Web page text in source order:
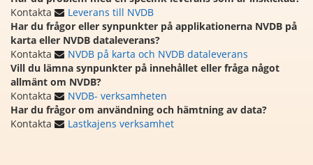
Kontakta
Leverans till NVDB
Har du frågor eller synpunkter på applikationerna NVDB på
karta eller NVDB dataleverans?
Kontakta
NVDB på karta och NVDB dataleverans
Vill du lämna synpunkter på innehållet eller fråga något
allmänt om NVDB?
Kontakta
NVDB- verksamheten
Har du frågor om användning och hämtning av data?
Kontakta
Lastkajens verksamhet